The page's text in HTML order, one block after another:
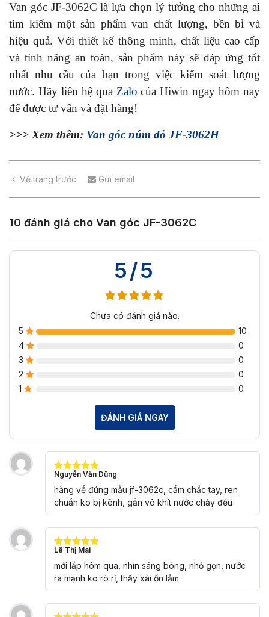
Van góc JF-3062C là lựa chọn lý tưởng cho những ai
tìm kiếm một sản phẩm van chất lượng, bền bỉ và
hiệu quả. Với thiết kế thông minh, chất liệu cao cấp
và tính năng an toàn, sản phẩm này sẽ đáp ứng tốt
nhất nhu cầu của bạn trong việc kiểm soát lượng
nước. Hãy liên hệ qua Zalo của Hiwin ngay hôm nay
để được tư vấn và đặt hàng!
>>> Xem thêm: Van góc núm đỏ JF-3062H
Về trang trước Gửi email
10 đánh giá cho Van góc JF-3062C
5/5
Chưa có đánh giá nào.
5
10
4
0
3
0
2
0
1
0
ĐÁNH GIÁ NGAY
Được xếp
hạng
5
sao
Nguyễn Văn Dũng
hàng về đúng mẫu jf-3062c, cầm chắc tay, ren
chuẩn ko bị kênh, gắn vô khít nước chảy đều
Được xếp
hạng5
5
sao
Lê Thị Mai
mới lắp hôm qua, nhìn sáng bóng, nhỏ gọn, nước
ra mạnh ko rò rỉ, thấy xài ổn lắm